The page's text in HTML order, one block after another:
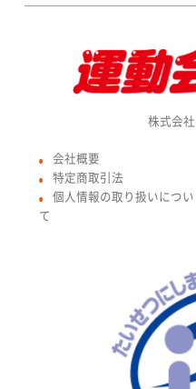
株式会
● 会社概要
● 特定商取引法
●
個人情報の取り扱いについ
て